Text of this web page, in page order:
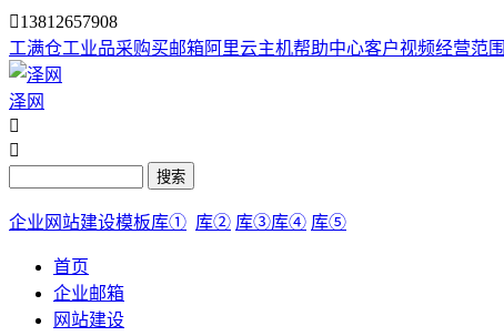
13812657908
工满仓工业品采购买邮箱阿里云主机帮助中心客户视频经营范围
泽网


搜索
企业网站建设模板库① 库② 库③库④ 库⑤
首页
企业邮箱
网站建设